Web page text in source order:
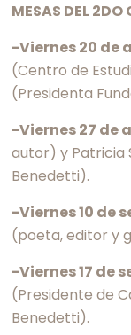
MESAS DEL 2DO
-Viernes 20 de
(Centro de
(Presidenta
-Viernes 27 de
autor) y Patricia
Benedetti).
-Viernes 10 de
(poeta, editor y
-Viernes 17 de
(Presidente de
Benedetti).